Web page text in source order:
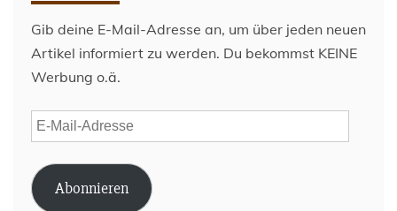
Gib deine E-Mail-Adresse an, um über jeden neuen
Artikel informiert zu werden. Du bekommst KEINE
Werbung o.ä.
E-
Mail-
Adresse
Abonnieren